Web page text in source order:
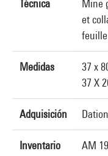
Técnica
Mine
et
Medidas
37 x
37 X
Adquisición
Inventario AM